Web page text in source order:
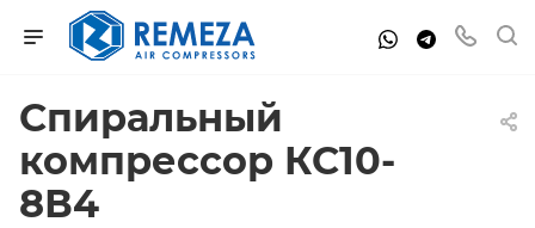
Спиральный
компрессор КС10-
8В4